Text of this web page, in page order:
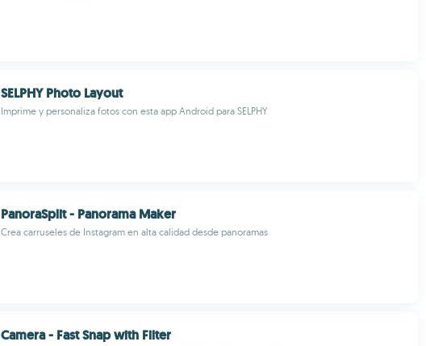
SELPHY Photo Layout
Imprime y personaliza fotos con esta app Android para SELPHY
PanoraSplit - Panorama Maker
Crea carruseles de Instagram en alta calidad desde panoramas
Camera - Fast Snap with Filter